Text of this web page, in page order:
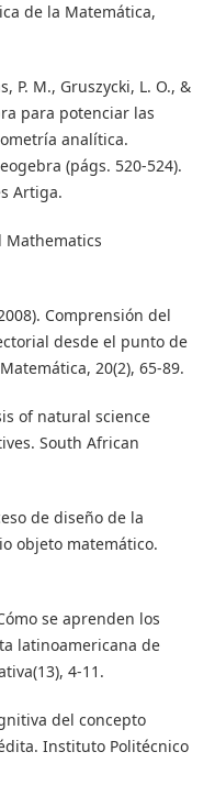
de la Matemática,
P. M., Gruszycki, L. O., &
para potenciar las
analítica.
(págs. 520-524).
Artiga.
Mathematics
Comprensión del
desde el punto de
20(2), 65-89.
of natural science
South African
de diseño de la
objeto matemático.
se aprenden los
latinoamericana de
4-11.
del concepto
Instituto Politécnico